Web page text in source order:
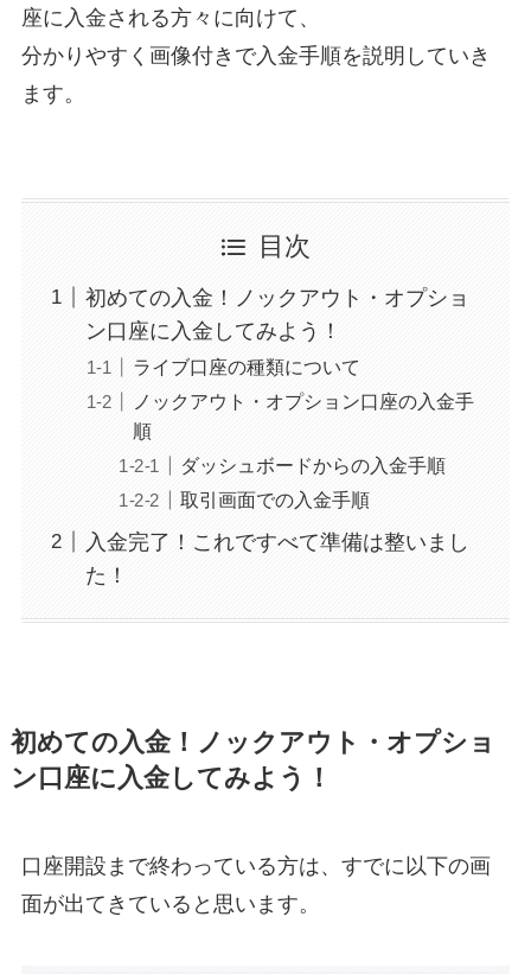
座に入金される方々に向けて、
分かりやすく画像付きで入金手順を説明していき
ます。
目次
初めての入金！ノックアウト・オプショ
ン口座に入金してみよう！
ライブ口座の種類について
ノックアウト・オプション口座の入金手
順
ダッシュボードからの入金手順
取引画面での入金手順
入金完了！これですべて準備は整いまし
た！
初めての入金！ノックアウト・オプショ
ン口座に入金してみよう！
口座開設まで終わっている方は、すでに以下の画
面が出てきていると思います。